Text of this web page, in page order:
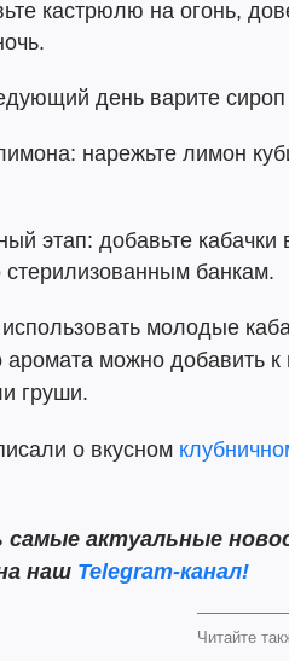
кастрюлю на огонь,
день варите сироп
нарежьте лимон
этап: добавьте
стерилизованным банкам.
молодые
можно добавить
груши.
о вкусном
актуальные
наш Telegram-канал!
Читайте